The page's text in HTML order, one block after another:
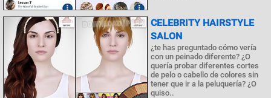
CELEBRITY HAIRSTYLE
SALON
¿te has preguntado cómo vería
con un peinado diferente? ¿O
quería probar diferentes cortes
de pelo o cabello de colores sin
tener que ir a la peluquería? ¿O
quiso..